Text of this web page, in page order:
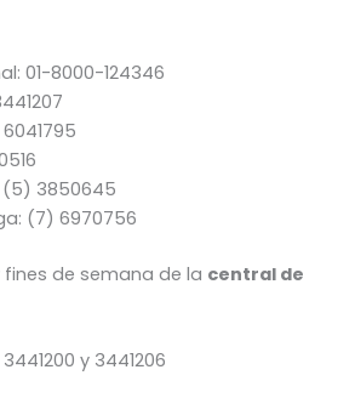
01-8000-124346
(5) 3850645
(7) 6970756
de semana de la central de
y 3441206